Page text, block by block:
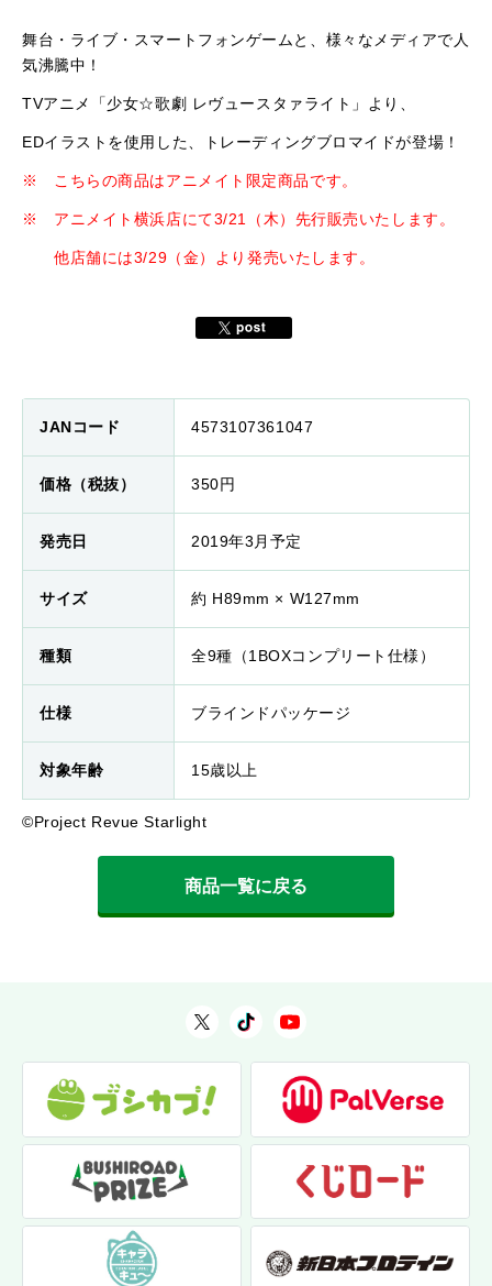
舞台・ライブ・スマートフォンゲームと、様々なメディアで人
気沸騰中！
TVアニメ「少女☆歌劇 レヴュースタァライト」より、
EDイラストを使用した、トレーディングブロマイドが登場！
※ こちらの商品はアニメイト限定商品です。
※ アニメイト横浜店にて3/21（木）先行販売いたします。
他店舗には3/29（金）より発売いたします。
JANコード 4573107361047
価格（税抜） 350円
発売日 2019年3月予定
サイズ 約 H89mm × W127mm
種類 全9種（1BOXコンプリート仕様）
仕様 ブラインドパッケージ
対象年齢 15歳以上
©Project Revue Starlight
商品一覧に戻る